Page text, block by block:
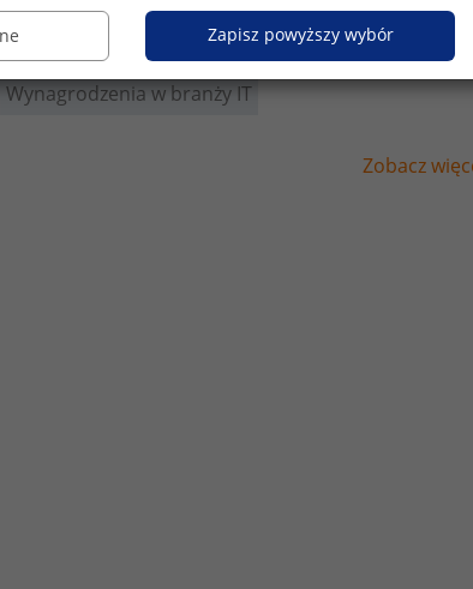
Wynagrodzenia w branży IT
Zobacz
Zapisz powyższy wybór